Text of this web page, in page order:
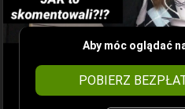
Aby móc oglądać
POBIERZ